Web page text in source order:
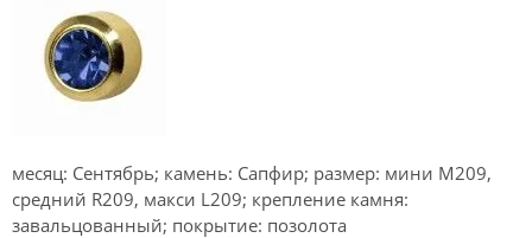
месяц: Сентябрь; камень: Сапфир; размер: мини M209,
средний R209, макси L209; крепление камня:
завальцованный; покрытие: позолота